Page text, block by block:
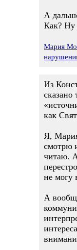
А
Как? Ну
Мария
Из
сказано
как
Я,
смотрю
читаю.
не могу
А